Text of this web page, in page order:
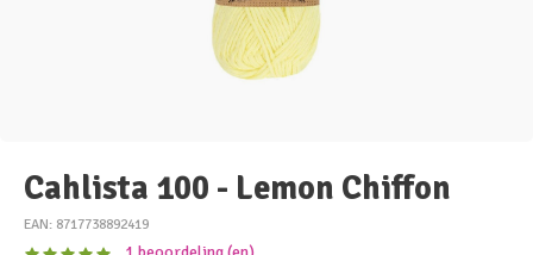
Cahlista 100 - Lemon Chiffon
EAN: 8717738892419